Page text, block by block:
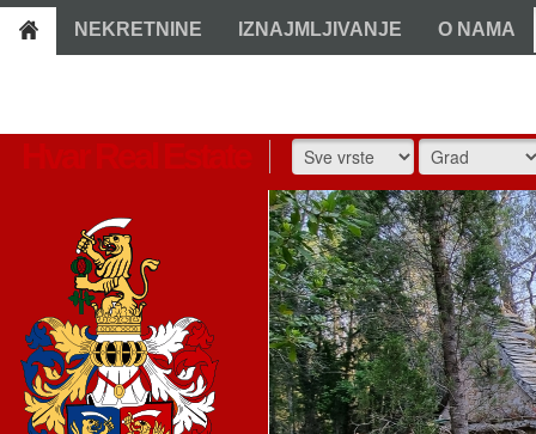
NEKRETNINE IZNAJMLJIVANJE O NAMA